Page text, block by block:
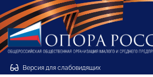
Версия для слабовидящих